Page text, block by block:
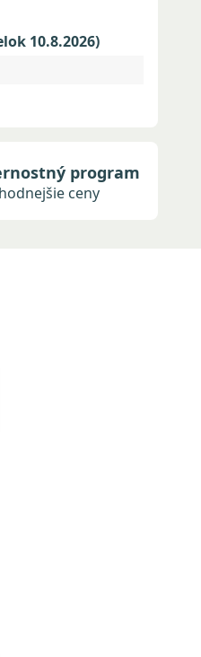
10.8.2026)
program
ceny